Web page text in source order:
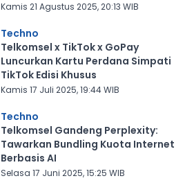
Kamis 21 Agustus 2025, 20:13 WIB
Techno
Telkomsel x TikTok x GoPay
Luncurkan Kartu Perdana Simpati
TikTok Edisi Khusus
Kamis 17 Juli 2025, 19:44 WIB
Techno
Telkomsel Gandeng Perplexity:
Tawarkan Bundling Kuota Internet
Berbasis AI
Selasa 17 Juni 2025, 15:25 WIB